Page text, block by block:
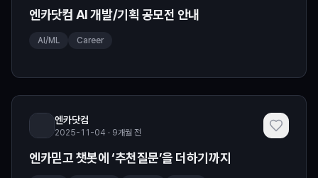
엔카닷컴 AI 개발/기획 공모전 안내
AI/ML Career
엔카닷컴
2025-11-04 · 9개월 전
엔카믿고 챗봇에 ‘추천질문’을 더하기까지